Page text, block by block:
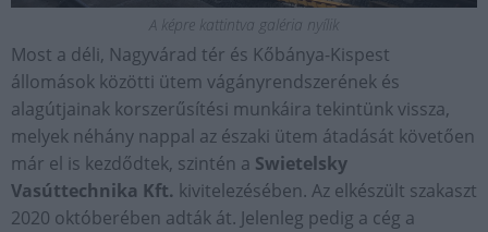
A képre kattintva galéria nyílik
Most a déli, Nagyvárad tér és Kőbánya-Kispest
állomások közötti ütem vágányrendszerének és
alagútjainak korszerűsítési munkáira tekintünk vissza,
melyek néhány nappal az északi ütem átadását követően
már el is kezdődtek, szintén a Swietelsky
Vasúttechnika Kft. kivitelezésében. Az elkészült szakaszt
2020 októberében adták át. Jelenleg pedig a cég a